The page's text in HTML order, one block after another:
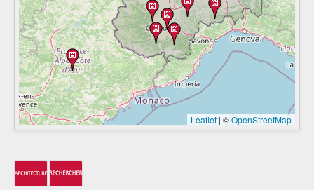
Leaflet | ©OpenStreetMap